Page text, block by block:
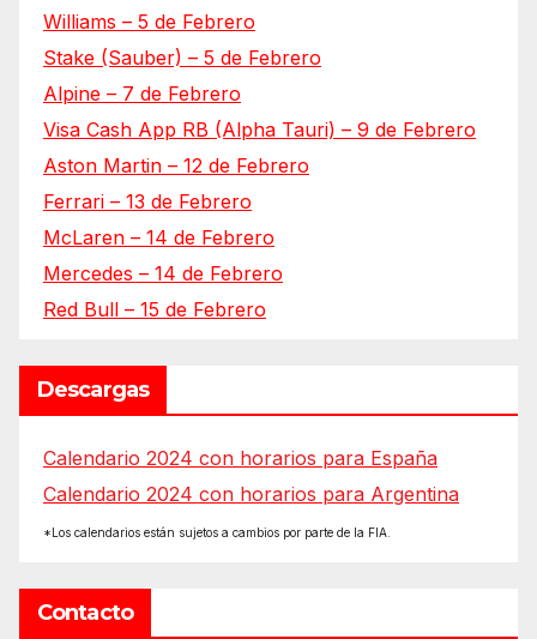
Williams – 5 de Febrero
Stake (Sauber) – 5 de Febrero
Alpine – 7 de Febrero
Visa Cash App RB (Alpha Tauri) – 9 de Febrero
Aston Martin – 12 de Febrero
Ferrari – 13 de Febrero
McLaren – 14 de Febrero
Mercedes – 14 de Febrero
Red Bull – 15 de Febrero
Descargas
Calendario 2024 con horarios para España
Calendario 2024 con horarios para Argentina
*Los calendarios están sujetos a cambios por parte de la FIA.
Contacto